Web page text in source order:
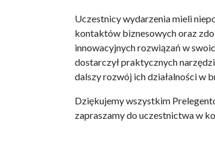
Uczestnicy wydarzenia mieli
kontaktów biznesowych oraz
innowacyjnych rozwiązań w
dostarczył praktycznych
dalszy rozwój ich działalności w
Dziękujemy wszystkim
zapraszamy do uczestnictwa w